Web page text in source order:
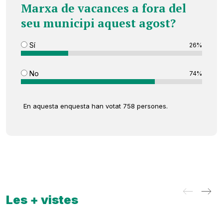
Marxa de vacances a fora del
seu municipi aquest agost?
Sí 26%
No 74%
En aquesta enquesta han votat 758 persones.
Les + vistes